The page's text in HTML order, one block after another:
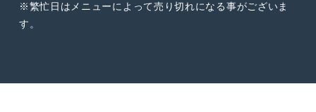
※繁忙日はメニューによって売り切れになる事がございま
す。